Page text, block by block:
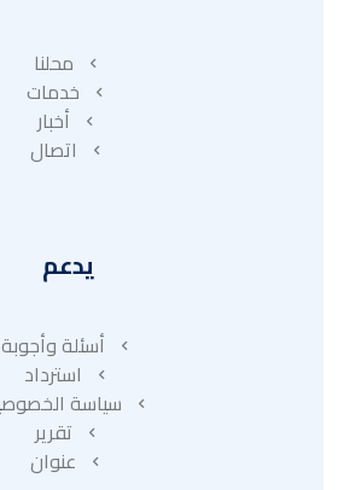
محلنا
خدمات
أخبار
اتصال
يدعم
أسئلة وأجوبة
استرداد
سياسة
تقرير
عنوان